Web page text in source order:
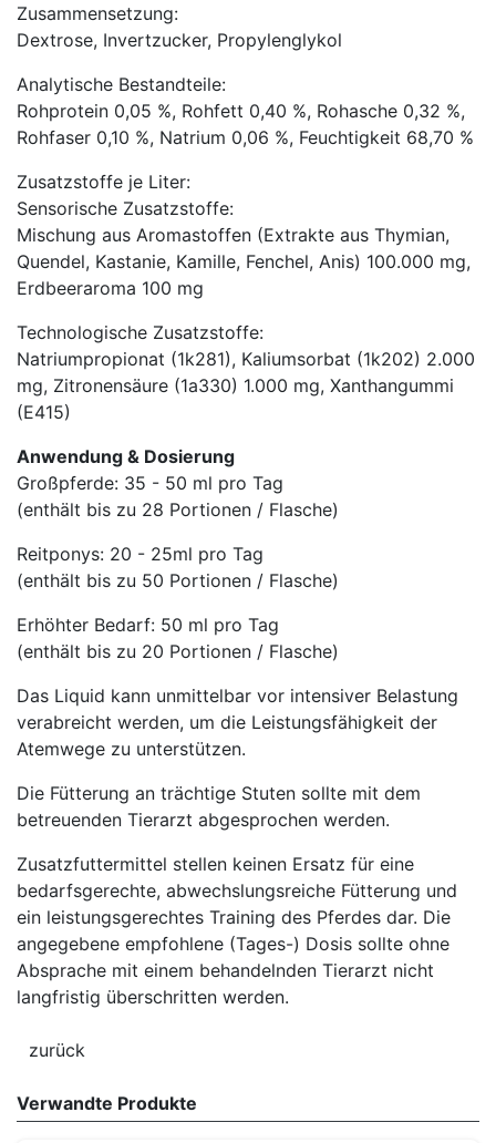
Zusammensetzung:
Dextrose, Invertzucker, Propylenglykol
Analytische Bestandteile:
Rohprotein 0,05 %, Rohfett 0,40 %, Rohasche 0,32 %,
Rohfaser 0,10 %, Natrium 0,06 %, Feuchtigkeit 68,70 %
Zusatzstoffe je Liter:
Sensorische Zusatzstoffe:
Mischung aus Aromastoffen (Extrakte aus Thymian,
Quendel, Kastanie, Kamille, Fenchel, Anis) 100.000 mg,
Erdbeeraroma 100 mg
Technologische Zusatzstoffe:
Natriumpropionat (1k281), Kaliumsorbat (1k202) 2.000
mg, Zitronensäure (1a330) 1.000 mg, Xanthangummi
(E415)
Anwendung & Dosierung
Großpferde: 35 - 50 ml pro Tag
(enthält bis zu 28 Portionen / Flasche)
Reitponys: 20 - 25ml pro Tag
(enthält bis zu 50 Portionen / Flasche)
Erhöhter Bedarf: 50 ml pro Tag
(enthält bis zu 20 Portionen / Flasche)
Das Liquid kann unmittelbar vor intensiver Belastung
verabreicht werden, um die Leistungsfähigkeit der
Atemwege zu unterstützen.
Die Fütterung an trächtige Stuten sollte mit dem
betreuenden Tierarzt abgesprochen werden.
Zusatzfuttermittel stellen keinen Ersatz für eine
bedarfsgerechte, abwechslungsreiche Fütterung und
ein leistungsgerechtes Training des Pferdes dar. Die
angegebene empfohlene (Tages-) Dosis sollte ohne
Absprache mit einem behandelnden Tierarzt nicht
langfristig überschritten werden.
Verwandte Produkte